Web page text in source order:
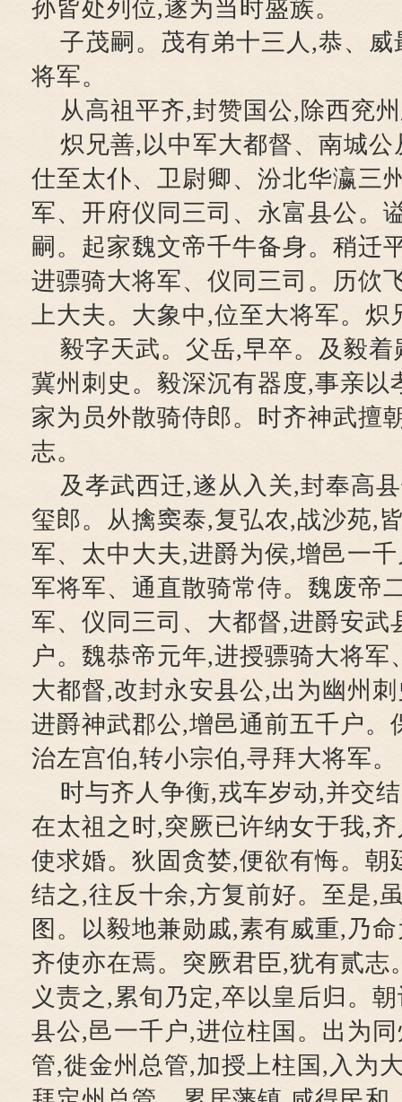
孙皆处列位,遂为当时盛族。
子茂嗣。茂有弟十三人,恭、
将军。
从高祖平齐,封赞国公,除西兖
炽兄善,以中军大都督、南城
仕至太仆、卫尉卿、汾北华瀛三
军、开府仪同三司、永富县公。
嗣。起家魏文帝千牛备身。稍迁
进骠骑大将军、仪同三司。历佽
上大夫。大象中,位至大将军。炽
毅字天武。父岳,早卒。及毅
冀州刺史。毅深沉有器度,事亲以
家为员外散骑侍郎。时齐神武擅
志。
及孝武西迁,遂从入关,封奉高
玺郎。从擒窦泰,复弘农,战沙苑,
军、太中大夫,进爵为侯,增邑一
军将军、通直散骑常侍。魏废帝
军、仪同三司、大都督,进爵安武
户。魏恭帝元年,进授骠骑大将军
大都督,改封永安县公,出为幽州
进爵神武郡公,增邑通前五千户。
治左宫伯,转小宗伯,寻拜大将军。
时与齐人争衡,戎车岁动,并交
在太祖之时,突厥已许纳女于我,
使求婚。狄固贪婪,便欲有悔。朝
结之,往反十余,方复前好。至是,
图。以毅地兼勋戚,素有威重,乃
齐使亦在焉。突厥君臣,犹有贰志
义责之,累旬乃定,卒以皇后归。
县公,邑一千户,进位柱国。出为
管,徙金州总管,加授上柱国,入为